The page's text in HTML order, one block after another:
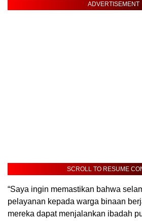
ADVERTISEMENT
SCROLL TO RESUME
“Saya ingin memastikan bahwa
pelayanan kepada warga binaan
mereka dapat menjalankan ibadah